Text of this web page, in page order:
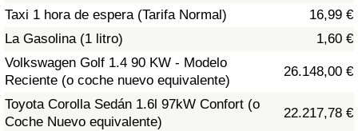
Taxi 1 hora de espera (Tarifa Normal)
16,99 €
La Gasolina (1 litro)
1,60 €
Volkswagen Golf 1.4 90 KW - Modelo
Reciente (o coche nuevo equivalente)
26.148,00 €
Toyota Corolla Sedán 1.6l 97kW Confort (o
Coche Nuevo equivalente)
22.217,78 €